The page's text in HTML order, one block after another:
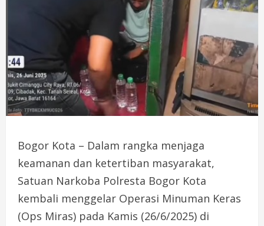
Bogor Kota – Dalam rangka menjaga
keamanan dan ketertiban masyarakat,
Satuan Narkoba Polresta Bogor Kota
kembali menggelar Operasi Minuman Keras
(Ops Miras) pada Kamis (26/6/2025) di